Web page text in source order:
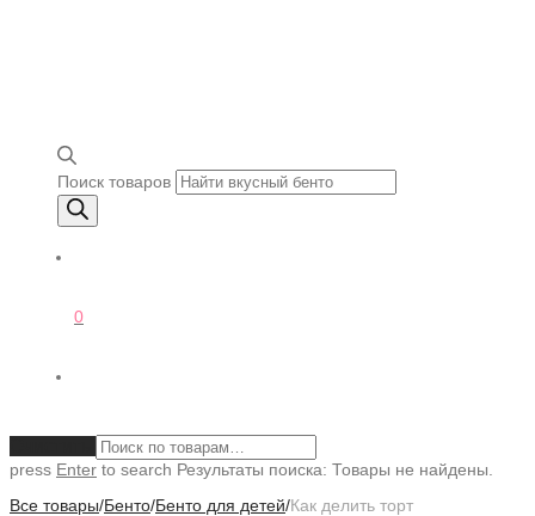
Поиск товаров
0
press Enter to search Результаты поиска: Товары не найдены.
Все товары/Бенто/Бенто для детей/Как делить торт